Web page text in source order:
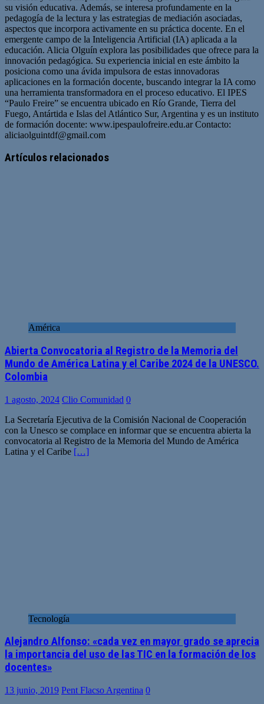
su visión educativa. Además, se interesa profundamente en la
pedagogía de la lectura y las estrategias de mediación asociadas,
aspectos que incorpora activamente en su práctica docente. En el
emergente campo de la Inteligencia Artificial (IA) aplicada a la
educación. Alicia Olguín explora las posibilidades que ofrece para la
innovación pedagógica. Su experiencia inicial en este ámbito la
posiciona como una ávida impulsora de estas innovadoras
aplicaciones en la formación docente, buscando integrar la IA como
una herramienta transformadora en el proceso educativo. El IPES
“Paulo Freire” se encuentra ubicado en Río Grande, Tierra del
Fuego, Antártida e Islas del Atlántico Sur, Argentina y es un instituto
de formación docente: www.ipespaulofreire.edu.ar Contacto:
aliciaolguintdf@gmail.com
Artículos relacionados
América
Abierta Convocatoria al Registro de la Memoria del
Mundo de América Latina y el Caribe 2024 de la UNESCO.
Colombia
1 agosto, 2024 Clio Comunidad 0
La Secretaría Ejecutiva de la Comisión Nacional de Cooperación
con la Unesco se complace en informar que se encuentra abierta la
convocatoria al Registro de la Memoria del Mundo de América
Latina y el Caribe […]
Tecnología
Alejandro Alfonso: «cada vez en mayor grado se aprecia
la importancia del uso de las TIC en la formación de los
docentes»
13 junio, 2019 Pent Flacso Argentina 0